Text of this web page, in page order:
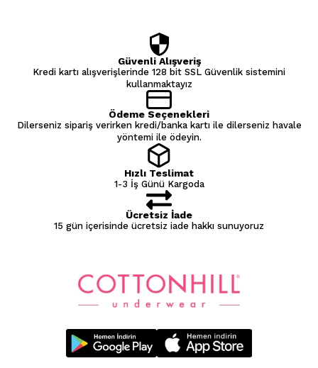
Güvenli Alışveriş
Kredi kartı alışverişlerinde 128 bit SSL Güvenlik sistemini
kullanmaktayız
Ödeme Seçenekleri
Dilerseniz sipariş verirken kredi/banka kartı ile dilerseniz havale
yöntemi ile ödeyin.
Hızlı Teslimat
1-3 İş Günü Kargoda
Ücretsiz İade
15 gün içerisinde ücretsiz iade hakkı sunuyoruz